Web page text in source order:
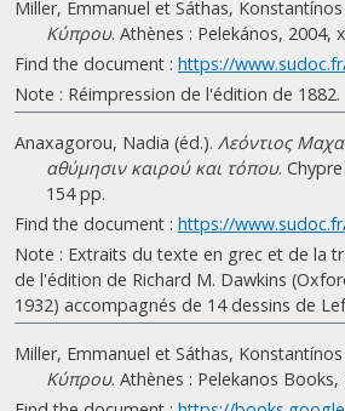
Miller, Emmanuel et Sáthas, Konstantínos
Κύπρου. Athènes : Pelekános, 2004,
Find the document : https://
Note : Réimpression de l'édition de 1882.
Anaxagorou, Nadia (éd.). Λεόντιος
αθύμησιν καιρού και τόπου.
154 pp.
Find the document : https://
Note : Extraits du texte en grec et de la
de l'édition de Richard M. Dawkins
1932) accompagnés de 14 dessins de
Miller, Emmanuel et Sáthas, Konstantínos
Κύπρου. Athènes : Pelekanos